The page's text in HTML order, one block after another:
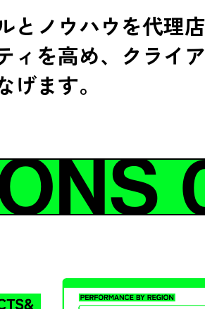
とノウハウを代理
ィを高め、クライ
ます。